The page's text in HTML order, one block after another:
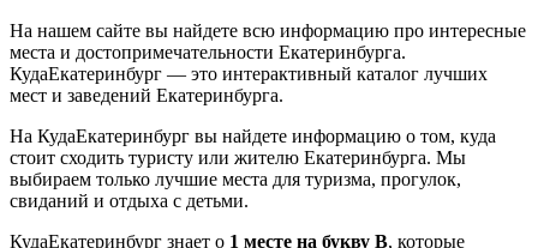
На нашем сайте вы найдете всю информацию про интересные
места и достопримечательности Екатеринбурга.
КудаЕкатеринбург — это интерактивный каталог лучших
мест и заведений Екатеринбурга.
На КудаЕкатеринбург вы найдете информацию о том, куда
стоит сходить туристу или жителю Екатеринбурга. Мы
выбираем только лучшие места для туризма, прогулок,
свиданий и отдыха с детьми.
КудаЕкатеринбург знает о 1 месте на букву В, которые